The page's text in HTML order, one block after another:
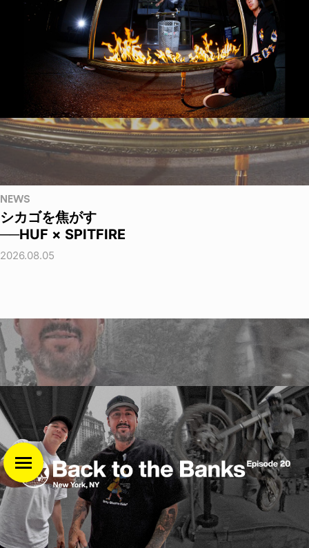
NEWS
シカゴを焦がす
──HUF × SPITFIRE
2026.08.05